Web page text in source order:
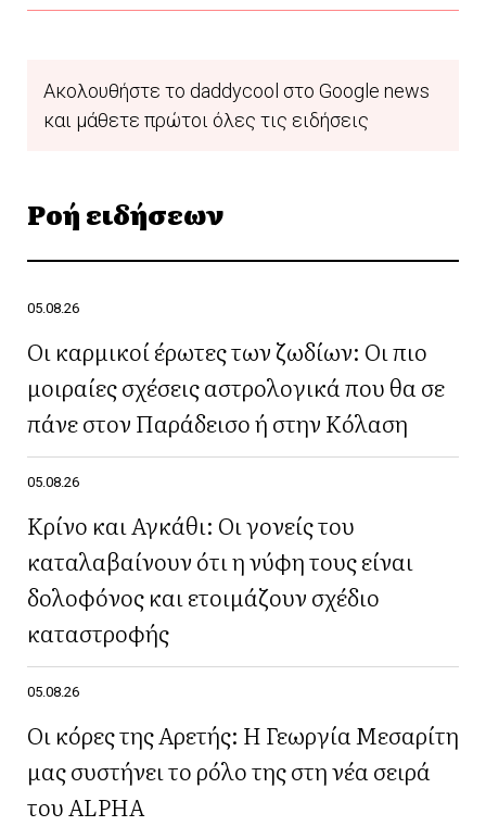
Ακολουθήστε το daddycool στο Google news
και μάθετε πρώτοι όλες τις ειδήσεις
Ροή ειδήσεων
05.08.26
Οι καρμικοί έρωτες των ζωδίων: Οι πιο
μοιραίες σχέσεις αστρολογικά που θα σε
πάνε στον Παράδεισο ή στην Κόλαση
05.08.26
Κρίνο και Αγκάθι: Οι γονείς του
καταλαβαίνουν ότι η νύφη τους είναι
δολοφόνος και ετοιμάζουν σχέδιο
καταστροφής
05.08.26
Οι κόρες της Αρετής: Η Γεωργία Μεσαρίτη
μας συστήνει το ρόλο της στη νέα σειρά
του ALPHA